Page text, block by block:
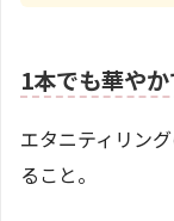
1本でも華や
エタニティリン
ること。